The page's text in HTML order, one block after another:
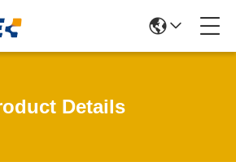
Details